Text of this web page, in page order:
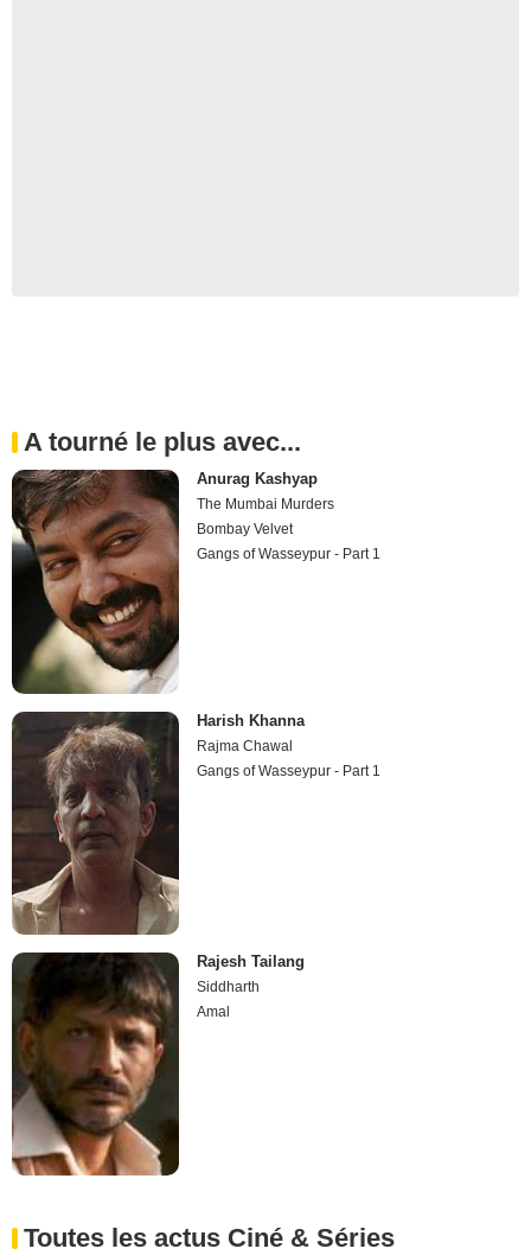
A tourné le plus avec...
Anurag Kashyap
The Mumbai Murders
Bombay Velvet
Gangs of Wasseypur - Part 1
Harish Khanna
Rajma Chawal
Gangs of Wasseypur - Part 1
Rajesh Tailang
Siddharth
Amal
Toutes les actus Ciné & Séries